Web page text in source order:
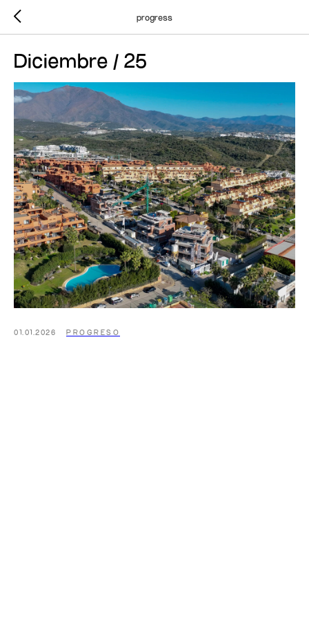
progress
Diciembre / 25
01.01.2026 PROGRESO